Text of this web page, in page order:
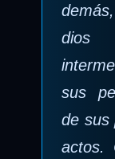
dios
sus
de sus
actos.